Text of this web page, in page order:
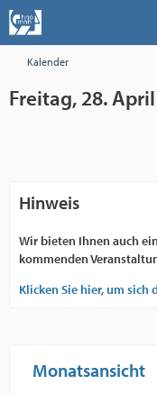
Kalender
Freitag, 28.
Hinweis
Wir bieten Ihnen auch
kommenden
Klicken Sie hier, um sich
Monatsansicht